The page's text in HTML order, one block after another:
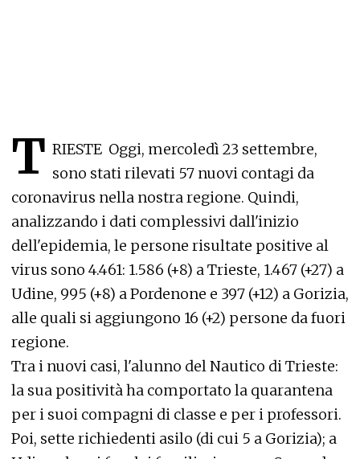
T RIESTE Oggi, mercoledì 23 settembre,
sono stati rilevati 57 nuovi contagi da
coronavirus nella nostra regione. Quindi,
analizzando i dati complessivi dall'inizio
dell'epidemia, le persone risultate positive al
virus sono 4.461: 1.586 (+8) a Trieste, 1.467 (+27) a
Udine, 995 (+8) a Pordenone e 397 (+12) a Gorizia,
alle quali si aggiungono 16 (+2) persone da fuori
regione.
Tra i nuovi casi, l'alunno del Nautico di Trieste:
la sua positività ha comportato la quarantena
per i suoi compagni di classe e per i professori.
Poi, sette richiedenti asilo (di cui 5 a Gorizia); a